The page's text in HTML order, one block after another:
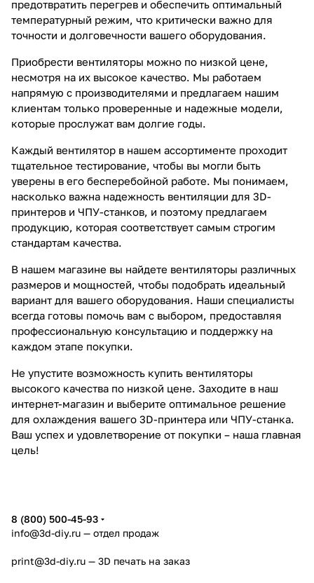
предотвратить перегрев и обеспечить оптимальный
температурный режим, что критически важно для
точности и долговечности вашего оборудования.
Приобрести вентиляторы можно по низкой цене,
несмотря на их высокое качество. Мы работаем
напрямую с производителями и предлагаем нашим
клиентам только проверенные и надежные модели,
которые прослужат вам долгие годы.
Каждый вентилятор в нашем ассортименте проходит
тщательное тестирование, чтобы вы могли быть
уверены в его бесперебойной работе. Мы понимаем,
насколько важна надежность вентиляции для 3D-
принтеров и ЧПУ-станков, и поэтому предлагаем
продукцию, которая соответствует самым строгим
стандартам качества.
В нашем магазине вы найдете вентиляторы различных
размеров и мощностей, чтобы подобрать идеальный
вариант для вашего оборудования. Наши специалисты
всегда готовы помочь вам с выбором, предоставляя
профессиональную консультацию и поддержку на
каждом этапе покупки.
Не упустите возможность купить вентиляторы
высокого качества по низкой цене. Заходите в наш
интернет-магазин и выберите оптимальное решение
для охлаждения вашего 3D-принтера или ЧПУ-станка.
Ваш успех и удовлетворение от покупки – наша главная
цель!
8 (800) 500-45-93
info@3d-diy.ru — отдел продаж
print@3d-diy.ru — 3D печать на заказ